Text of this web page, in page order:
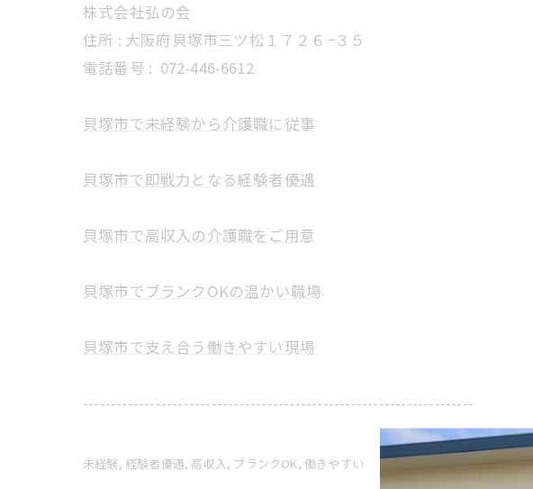
株式会社弘の会
住所 : 大阪府貝塚市三ツ松１７２６−３５
電話番号 : 072-446-6612
貝塚市で未経験から介護職に従事
貝塚市で即戦力となる経験者優遇
貝塚市で高収入の介護職をご用意
貝塚市でブランクOKの温かい職場
貝塚市で支え合う働きやすい現場
----------------------------------------------------------------------
未経験 経験者優遇 高収入 ブランクOK 働きやすい